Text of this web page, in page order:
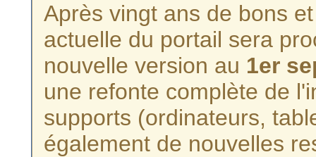
Après vingt ans de bons
actuelle du portail sera
nouvelle version au 1er
une refonte complète de
supports (ordinateurs,
également de nouvelles